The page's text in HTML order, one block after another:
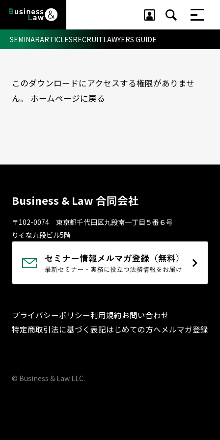
セミナー ・ 記事
セミナー
SEMINARARTICLESRECRUITLAWYERS GUIDE
このダウンロードにアクセスする権限がありませ
ん。 ホームページに戻る
Business & Law 合同会社
〒102-0074 東京都千代⽥区九段南⼀丁⽬５番６号
りそな九段ビル5階
プライバシーポリシー利用規約お問い合わせ
特定商取引法に基づく表記はじめての方へメルマガ登録
© Business & Law LLC.